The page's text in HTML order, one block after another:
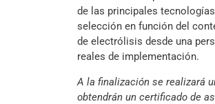
de las principales
selección en función del
de electrólisis desde una
reales de implementación.
A la finalización se realizará
obtendrán un certificado de